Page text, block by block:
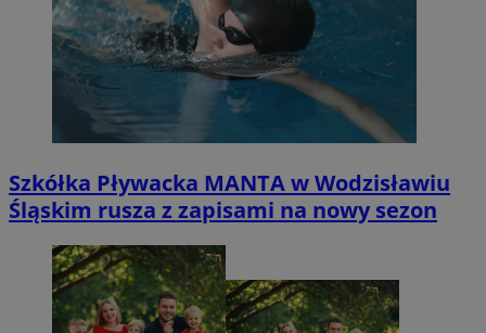
Szkółka Pływacka MANTA w Wodzisławiu
Śląskim rusza z zapisami na nowy sezon